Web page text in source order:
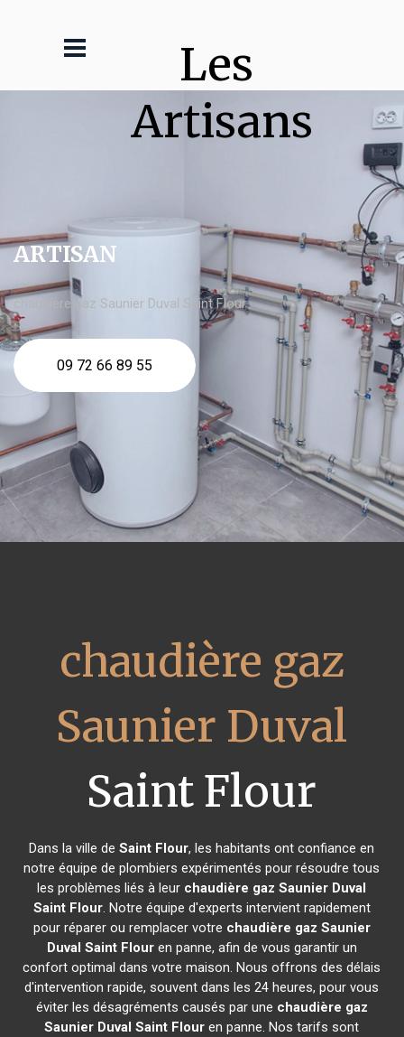
Les
Artisans
ARTISAN
chaudière gaz Saunier Duval Saint Flour
09 72 66 89 55
chaudière gaz
Saunier Duval
Saint Flour
Dans la ville deSaint Flour, les habitants ont confiance en
notre équipe de plombiers expérimentés pour résoudre tous
les problèmes liés à leur chaudière gaz Saunier Duval
Saint Flour. Notre équipe d'experts intervient rapidement
pour réparer ou remplacer votre chaudière gaz Saunier
Duval Saint Flouren panne, afin de vous garantir un
confort optimal dans votre maison. Nous offrons des délais
d'intervention rapide, souvent dans les 24 heures, pour vous
éviter les désagréments causés par une chaudière gaz
Saunier Duval Saint Flour en panne. Nos tarifs sont